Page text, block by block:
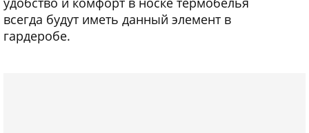
всегда будут иметь данный элемент в
гардеробе.